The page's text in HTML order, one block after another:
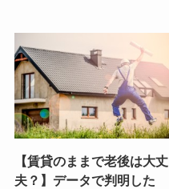
【賃貸のままで老後は大丈
夫？】データで判明した